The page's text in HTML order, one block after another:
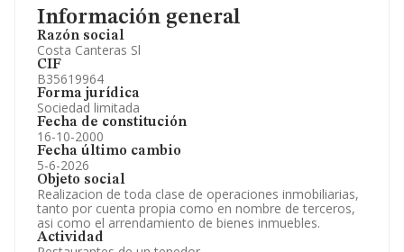
Información general
Razón social
Costa Canteras Sl
CIF
B35619964
Forma jurídica
Sociedad limitada
Fecha de constitución
16-10-2000
Fecha último cambio
5-6-2026
Objeto social
Realizacion de toda clase de operaciones inmobiliarias,
tanto por cuenta propia como en nombre de terceros,
asi como el arrendamiento de bienes inmuebles.
Actividad
Información oficial y registral complementaria.